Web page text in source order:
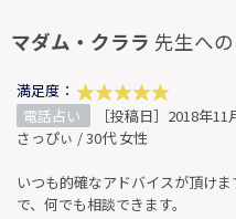
マダム・クララ 先生へ
満足度：
電話占い
［投稿日］2018年11
さっぴぃ / 30代 女性
いつも的確なアドバイスが頂け
で、何でも相談できます。